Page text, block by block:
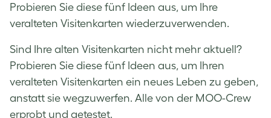
Probieren Sie diese fünf Ideen aus, um Ihre
veralteten Visitenkarten wiederzuverwenden.
Sind Ihre alten Visitenkarten nicht mehr aktuell?
Probieren Sie diese fünf Ideen aus, um Ihren
veralteten Visitenkarten ein neues Leben zu geben,
anstatt sie wegzuwerfen. Alle von der MOO-Crew
erprobt und getestet.